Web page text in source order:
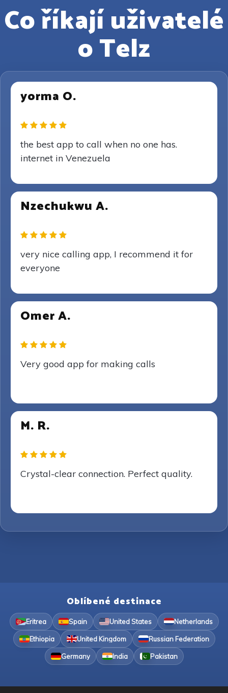
Co říkají uživatelé
o Telz
yorma O.
the best app to call when no one has.
internet in Venezuela
Nzechukwu A.
very nice calling app, I recommend it for
everyone
Omer A.
Very good app for making calls
M. R.
Crystal-clear connection. Perfect quality.
Oblíbené destinace
Eritrea Spain United States Netherlands
Ethiopia United Kingdom Russian Federation
Germany India Pakistan